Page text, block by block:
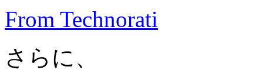
From Technorati
さらに、